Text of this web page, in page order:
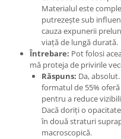
Materialul este
putrezește sub
cauza expunerii
viață de lungă durată.
Întrebare: Pot folosi
mă proteja de privirile
Răspuns: Da,
formatul de 55%
pentru a reduce
Dacă doriți o
în două straturi
macroscopică.